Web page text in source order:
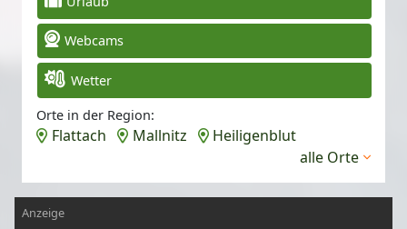
Webcams
Wetter
Orte in der Region:
Flattach Mallnitz
Heiligenblut
alle Orte
Anzeige